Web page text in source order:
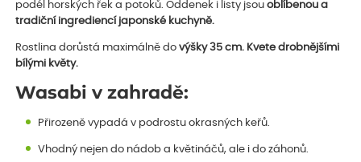
podél horských řek a potoků. Oddenek i listy jsouoblíbenou a
tradiční ingrediencí japonské kuchyně.
Rostlina dorůstá maximálně dovýšky 35 cm. Kvete drobnějšími
bílými květy.
Wasabi v zahradě:
Přirozeně vypadá v podrostu okrasných keřů.
Vhodný nejen do nádob a květináčů, ale i do záhonů.